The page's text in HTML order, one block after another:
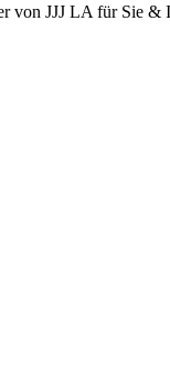
von JJJ LA für Sie &